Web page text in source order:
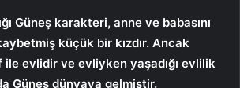
Güneş karakteri, anne ve babasını
küçük bir kızdır. Ancak
ile evlidir ve evliyken yaşadığı evlilik
Güneş dünyaya gelmiştir.